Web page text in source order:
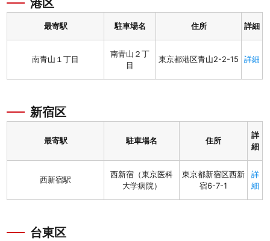
港区
最寄駅 駐車場名 住所 詳細
南青山１丁目
南青山２丁
目
東京都港区青山2-2-15 詳細
新宿区
最寄駅 駐車場名 住所
詳
細
西新宿駅
西新宿（東京医科
大学病院）
東京都新宿区西新
宿6-7-1
詳
細
台東区